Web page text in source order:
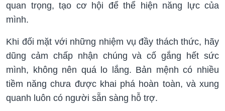
quan trọng, tạo cơ hội để thể hiện năng lực của
mình.
Khi đối mặt với những nhiệm vụ đầy thách thức, hãy
dũng cảm chấp nhận chúng và cố gắng hết sức
mình, không nên quá lo lắng. Bản mệnh có nhiều
tiềm năng chưa được khai phá hoàn toàn, và xung
quanh luôn có người sẵn sàng hỗ trợ.